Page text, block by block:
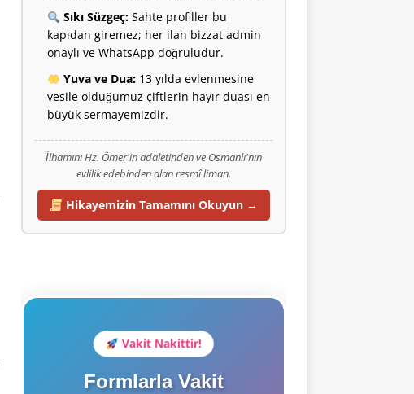
Sıkı Süzgeç:Sahte profiller bu
kapıdan giremez; her ilan bizzat admin
onaylı ve WhatsApp doğruludur.
Yuva ve Dua:13 yılda evlenmesine
vesile olduğumuz çiftlerin hayır duası en
büyük sermayemizdir.
İlhamını Hz. Ömer'in adaletinden ve Osmanlı'nın
evlilik edebinden alan resmî liman.
Hikayemizin Tamamını Okuyun →
Vakit Nakittir!
Formlarla Vakit